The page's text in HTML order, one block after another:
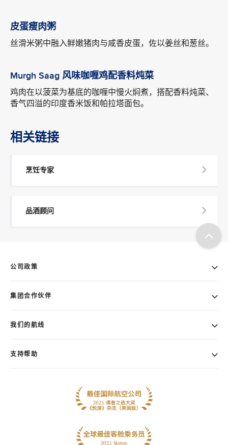
皮蛋瘦肉粥
丝滑米粥中融入鲜嫩猪肉与咸香皮蛋，佐以姜丝和葱丝。
Murgh Saag 风味咖喱鸡配香料炖菜
鸡肉在以菠菜为基底的咖喱中慢火焖煮，搭配香料炖菜、
香气四溢的印度香米饭和帕拉塔面包。
相关链接
烹饪专家
品酒顾问